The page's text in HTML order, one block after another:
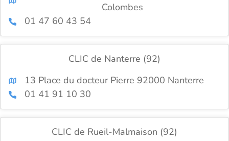
Colombes
01 47 60 43 54
CLIC de Nanterre (92)
13 Place du docteur Pierre 92000 Nanterre
01 41 91 10 30
CLIC de Rueil-Malmaison (92)